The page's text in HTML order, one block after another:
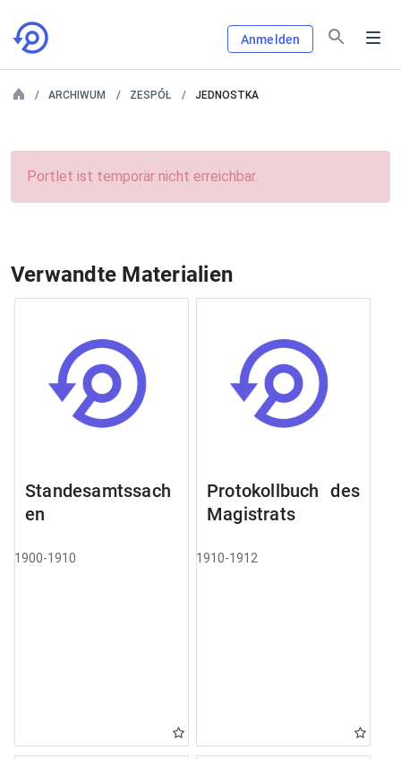
Anmelden
ARCHIWUM ZESPÓŁ JEDNOSTKA
Portlet ist temporär nicht erreichbar.
Verwandte Materialien
Standesamtssach
en
1900-1910
Protokollbuch des
Magistrats
1910-1912